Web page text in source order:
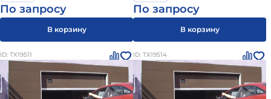
По запросу
В корзину
По запросу
В корзину
ID: ТХ19511 ID: ТХ19514